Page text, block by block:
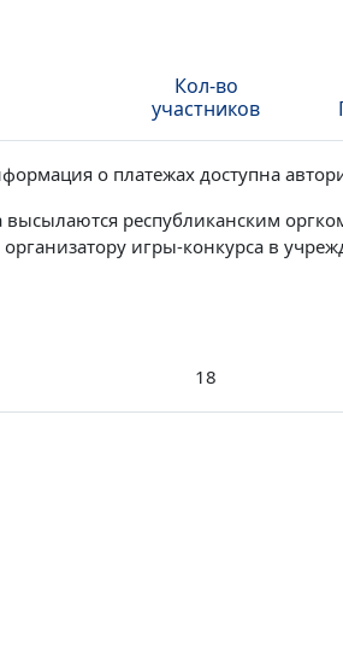
Кол-во
участников
о платежах доступна
республиканским
игры-конкурса в
18